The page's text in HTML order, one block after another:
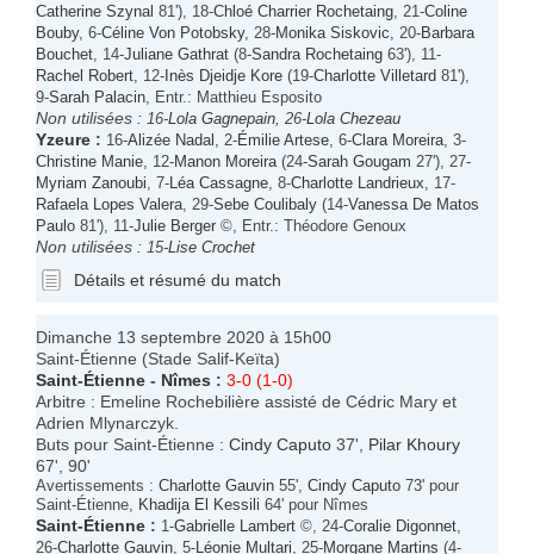
Catherine Szynal 81'), 18-Chloé Charrier Rochetaing , 21-Coline
Bouby, 6-Céline Von Potobsky, 28-Monika Siskovic , 20-Barbara
Bouchet , 14-Juliane Gathrat (8-Sandra Rochetaing 63'), 11-
Rachel Robert , 12- Inès Djeidje Kore (19-Charlotte Villetard 81'),
9-Sarah Palacin , Entr.: Matthieu Esposito
Non utilisées : 16-Lola Gagnepain , 26-Lola Chezeau
Yzeure : 16-Alizée Nadal , 2-Émilie Artese , 6-Clara Moreira , 3-
Christine Manie , 12-Manon Moreira (24-Sarah Gougam 27'), 27-
Myriam Zanoubi , 7- Léa Cassagne , 8-Charlotte Landrieux , 17-
Rafaela Lopes Valera , 29-Sebe Coulibaly (14-Vanessa De Matos
Paulo 81'), 11-Julie Berger ©, Entr.: Théodore Genoux
Non utilisées : 15-Lise Crochet
Détails et résumé du match
Dimanche 13 septembre 2020 à 15h00
Saint-Étienne (Stade Salif-Keïta)
Saint-Étienne - Nîmes : 3-0 (1-0)
Arbitre : Emeline Rochebilière assisté de Cédric Mary et
Adrien Mlynarczyk.
Buts pour Saint-Étienne : Cindy Caputo 37', Pilar Khoury
67', 90'
Avertissements : Charlotte Gauvin 55', Cindy Caputo 73' pour
Saint-Étienne,
Khadija El Kessili 64' pour Nîmes
Saint-Étienne : 1-Gabrielle Lambert ©, 24-Coralie Digonnet
26-Charlotte Gauvin , 5- Léonie Multari , 25-Morgane Martins (4-